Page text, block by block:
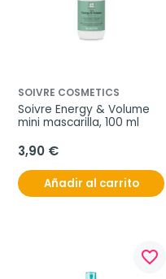
SOIVRE COSMETICS
Soivre Energy & Volume
mini mascarilla, 100 ml
3,90 €
Añadir al carrito
favorite_border